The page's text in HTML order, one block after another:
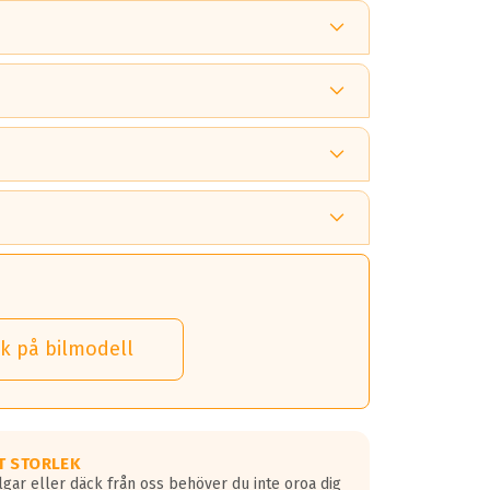
på.
däck.
på bilmodell
STORLEK
eller däck från oss behöver du inte oroa dig